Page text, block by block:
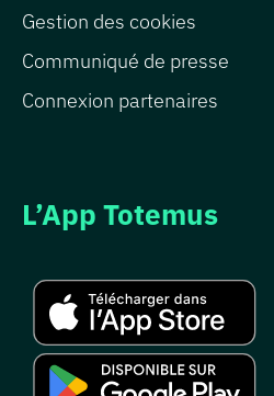
Gestion des cookies
Communiqué de presse
Connexion partenaires
L’App Totemus